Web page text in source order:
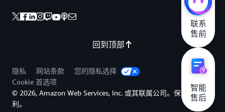
回到顶部
隐私 网站条款
您的隐私选择
Cookie 首选项
© 2026, Amazon Web Services, Inc. 或其联属公司。保留所有权
利。
联系
售前
智能
售后